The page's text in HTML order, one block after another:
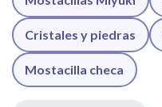
Cristales y piedras
Mostacilla checa